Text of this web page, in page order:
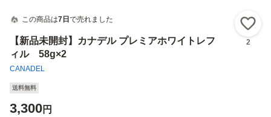
この商品は7日 で売れました
【新品未開封】カナデル プレミアホワイトレフ
ィル 58g×2
CANADEL
2
送料無料
3,300円